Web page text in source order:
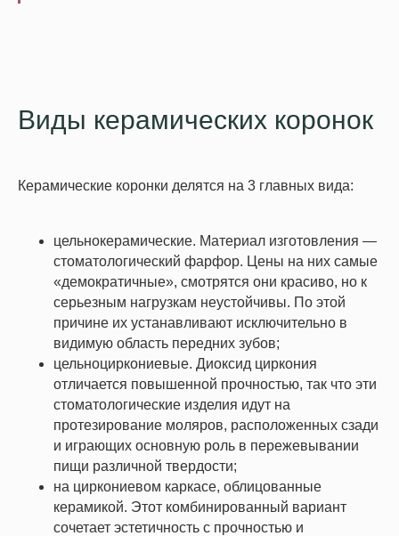
Виды керамических коронок
Керамические коронки делятся на 3 главных вида:
цельнокерамические. Материал изготовления —
стоматологический фарфор. Цены на них самые
«демократичные», смотрятся они красиво, но к
серьезным нагрузкам неустойчивы. По этой
причине их устанавливают исключительно в
видимую область передних зубов;
цельноциркониевые. Диоксид циркония
отличается повышенной прочностью, так что эти
стоматологические изделия идут на
протезирование моляров, расположенных сзади
и играющих основную роль в пережевывании
пищи различной твердости;
на циркониевом каркасе, облицованные
керамикой. Этот комбинированный вариант
сочетает эстетичность с прочностью и